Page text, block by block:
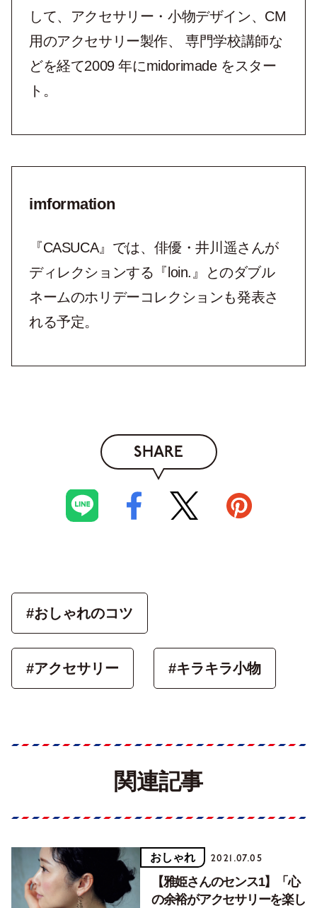
して、アクセサリー・小物デザイン、CM
用のアクセサリー製作、 専門学校講師な
どを経て2009 年にmidorimade をスター
ト。
imformation
『CASUCA』では、俳優・井川遥さんが
ディレクションする『loin.』とのダブル
ネームのホリデーコレクションも発表さ
れる予定。
SHARE
#おしゃれのコツ
#アクセサリー #キラキラ小物
関連記事
おしゃれ 2021.07.05
【雅姫さんのセンス1】「心
の余裕がアクセサリーを楽し